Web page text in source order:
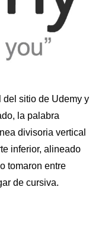
del sitio de Udemy y
la palabra
divisoria vertical
inferior, alineado
tomaron entre
de cursiva.